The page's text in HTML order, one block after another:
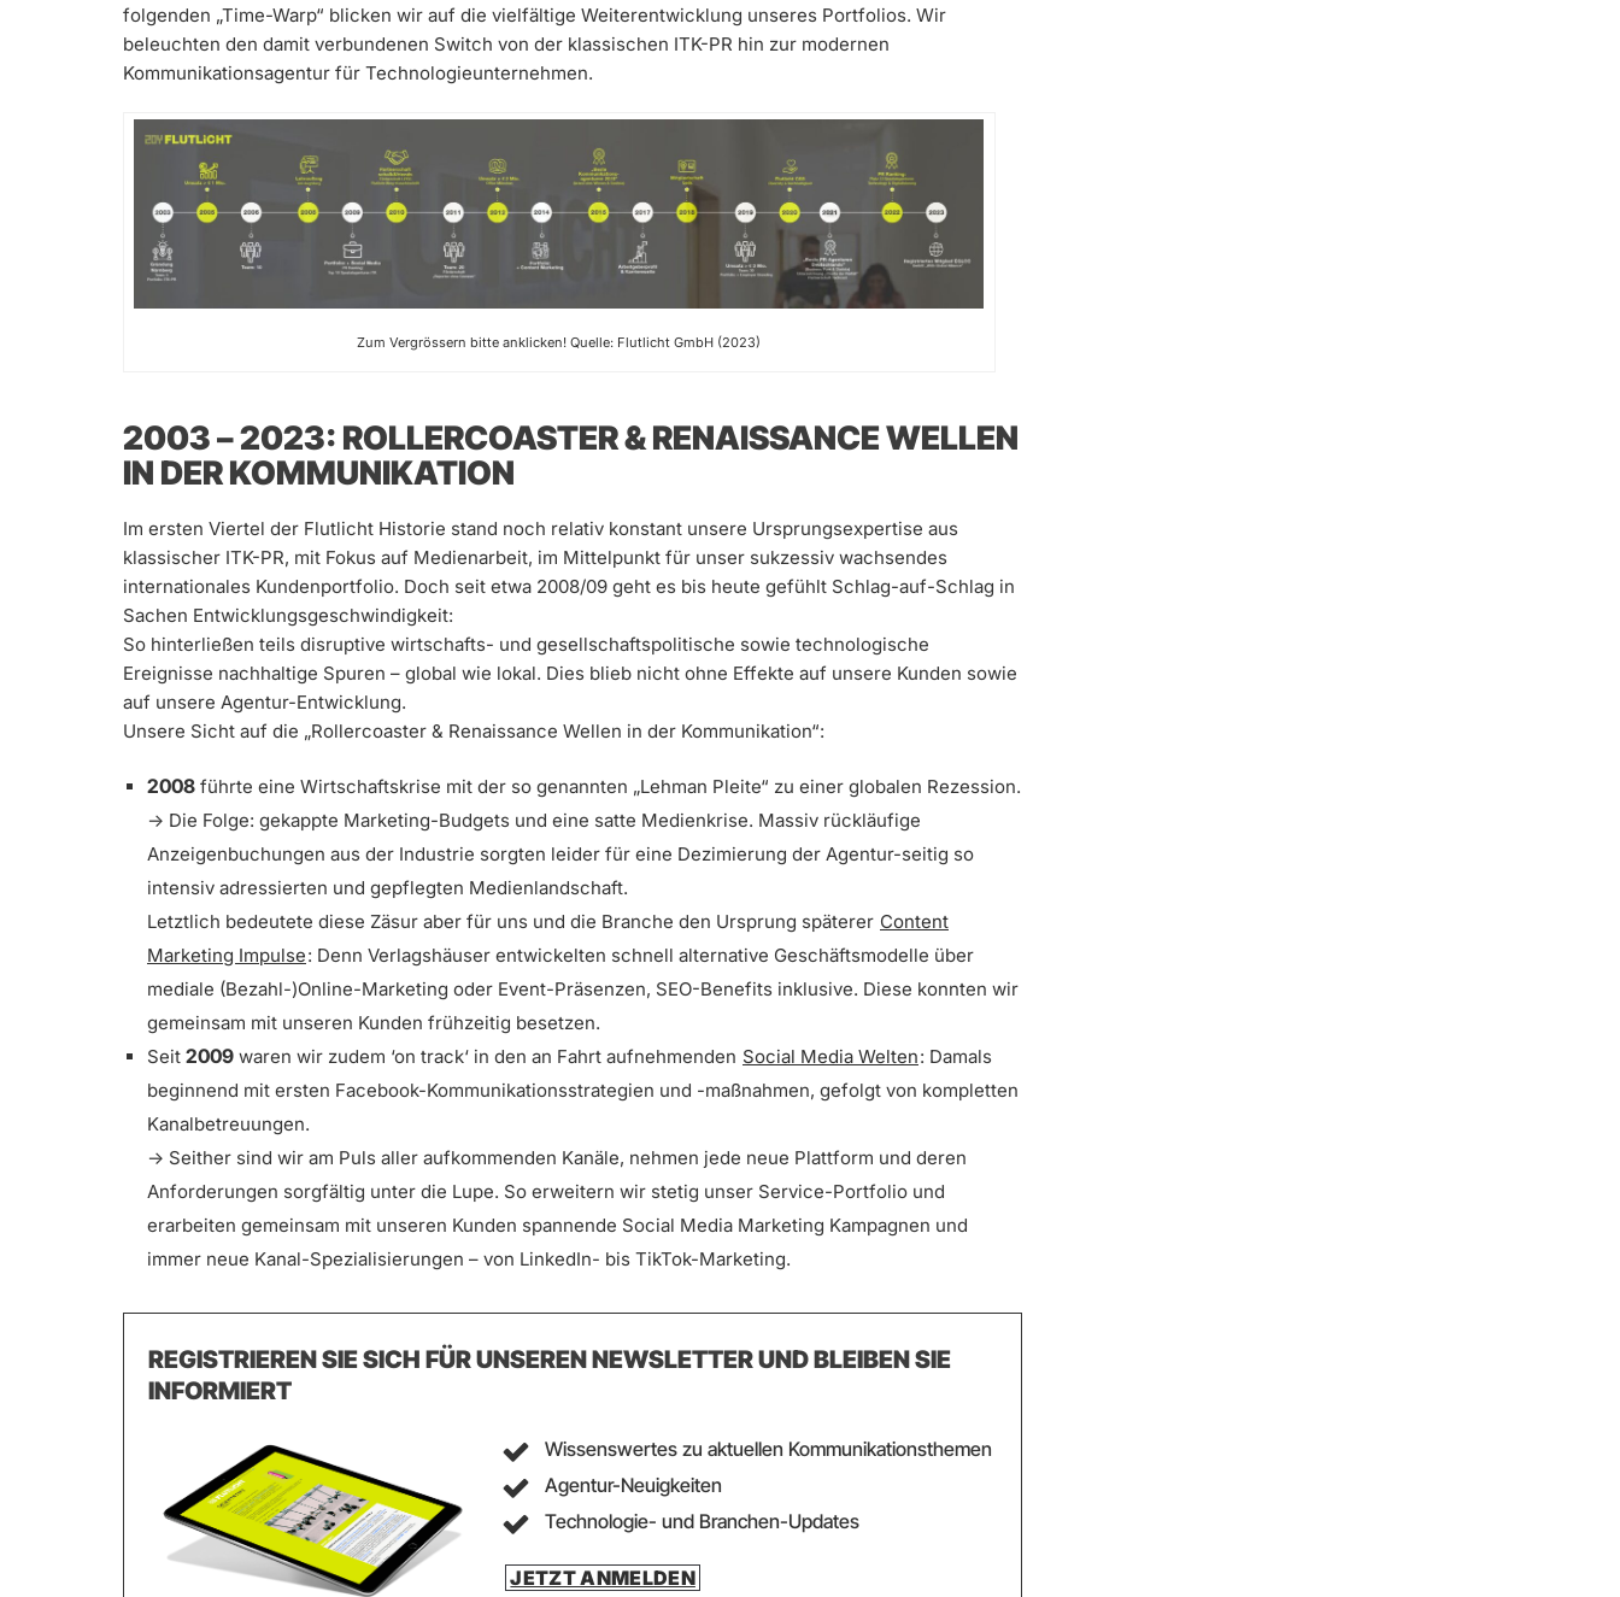
folgenden „Time-Warp“ blicken wir auf die vielfältige Weiterentwicklung unseres Portfolios. Wir
beleuchten den damit verbundenen Switch von der klassischen ITK-PR hin zur modernen
Kommunikationsagentur für Technologieunternehmen.
Zum Vergrössern bitte anklicken! Quelle: Flutlicht GmbH (2023)
2003 – 2023: ROLLERCOASTER & RENAISSANCE WELLEN
IN DER KOMMUNIKATION
Im ersten Viertel der Flutlicht Historie stand noch relativ konstant unsere Ursprungsexpertise aus
klassischer ITK-PR, mit Fokus auf Medienarbeit, im Mittelpunkt für unser sukzessiv wachsendes
internationales Kundenportfolio. Doch seit etwa 2008/09 geht es bis heute gefühlt Schlag-auf-Schlag in
Sachen Entwicklungsgeschwindigkeit:
So hinterließen teils disruptive wirtschafts- und gesellschaftspolitische sowie technologische
Ereignisse nachhaltige Spuren – global wie lokal. Dies blieb nicht ohne Effekte auf unsere Kunden sowie
auf unsere Agentur-Entwicklung.
Unsere Sicht auf die „Rollercoaster & Renaissance Wellen in der Kommunikation“:
2008 führte eine Wirtschaftskrise mit der so genannten „Lehman Pleite“ zu einer globalen Rezession.
-> Die Folge: gekappte Marketing-Budgets und eine satte Medienkrise. Massiv rückläufige
Anzeigenbuchungen aus der Industrie sorgten leider für eine Dezimierung der Agentur-seitig so
intensiv adressierten und gepflegten Medienlandschaft.
Letztlich bedeutete diese Zäsur aber für uns und die Branche den Ursprung späterer Content
Marketing Impulse: Denn Verlagshäuser entwickelten schnell alternative Geschäftsmodelle über
mediale (Bezahl-)Online-Marketing oder Event-Präsenzen, SEO-Benefits inklusive. Diese konnten wir
gemeinsam mit unseren Kunden frühzeitig besetzen.
Seit 2009 waren wir zudem ‘on track‘ in den an Fahrt aufnehmenden Social Media Welten: Damals
beginnend mit ersten Facebook-Kommunikationsstrategien und -maßnahmen, gefolgt von kompletten
Kanalbetreuungen.
-> Seither sind wir am Puls aller aufkommenden Kanäle, nehmen jede neue Plattform und deren
Anforderungen sorgfältig unter die Lupe. So erweitern wir stetig unser Service-Portfolio und
erarbeiten gemeinsam mit unseren Kunden spannende Social Media Marketing Kampagnen und
immer neue Kanal-Spezialisierungen – von LinkedIn- bis TikTok-Marketing.
REGISTRIEREN SIE SICH FÜR UNSEREN NEWSLETTER UND BLEIBEN SIE
INFORMIERT
Wissenswertes zu aktuellen Kommunikationsthemen
Agentur-Neuigkeiten
Technologie- und Branchen-Updates
JETZT ANMELDEN